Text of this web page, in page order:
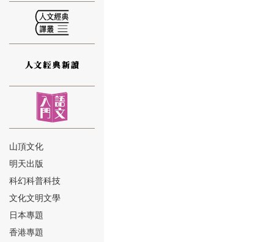
⑫
⑬
山頂文化
明天出版
科幻科普科技
文化文明文學
日本專題
香港專題